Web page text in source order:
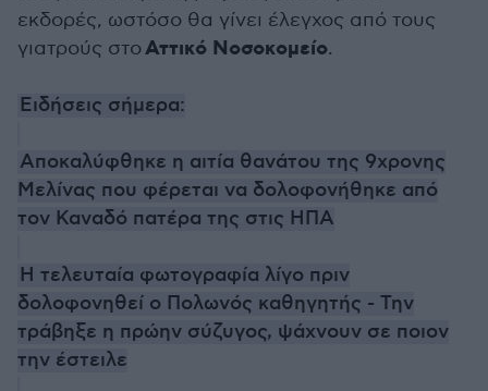
εκδορές, ωστόσο θα γίνει έλεγχος από τους
γιατρούς στοΑττικό Νοσοκομείο.
Ειδήσεις σήμερα:
Αποκαλύφθηκε η αιτία θανάτου της 9χρονης
Μελίνας που φέρεται να δολοφονήθηκε από
τον Καναδό πατέρα της στις ΗΠΑ
Η τελευταία φωτογραφία λίγο πριν
δολοφονηθεί ο Πολωνός καθηγητής - Την
τράβηξε η πρώην σύζυγος, ψάχνουν σε ποιον
την έστειλε